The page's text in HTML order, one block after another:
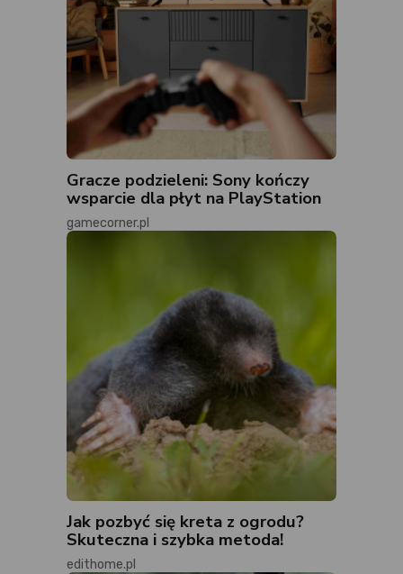
Gracze podzieleni: Sony kończy
wsparcie dla płyt na PlayStation
gamecorner.pl
Jak pozbyć się kreta z ogrodu?
Skuteczna i szybka metoda!
edithome.pl